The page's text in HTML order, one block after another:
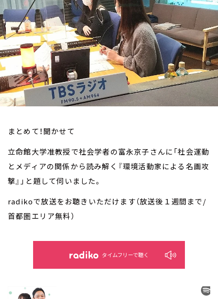
まとめて！聞かせて
立命館大学准教授で社会学者の富永京子さんに「社会運動
とメディアの関係から読み解く『環境活動家による名画攻
撃』」と題して伺いました。
radikoで放送をお聴きいただけます（放送後１週間まで/
首都圏エリア無料）
タイムフリーで聴く